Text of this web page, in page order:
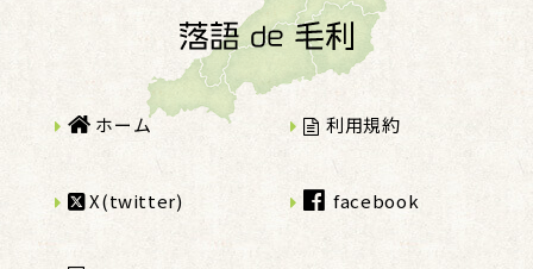
ホーム 利用規約
X(twitter) facebook